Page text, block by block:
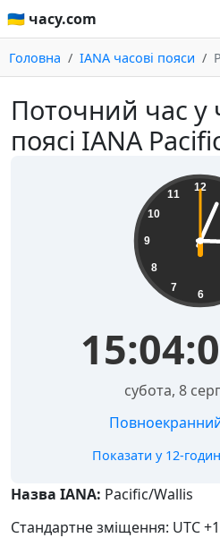
🇺🇦 часу.com
Головна IANA часові пояси
Поточний час у
поясі IANA
12
6
7
8
9
10
11
субота, 8
Показати у 12-
Назва IANA: Pacific/Wallis
Стандартне зміщення: UTC